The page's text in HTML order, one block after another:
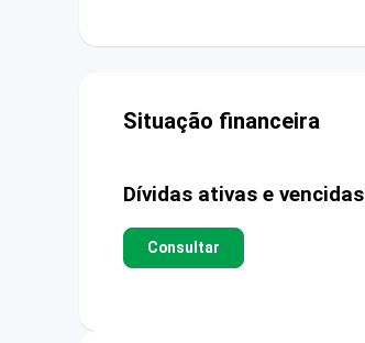
Situação financeira
Dívidas ativas e vencidas
Consultar